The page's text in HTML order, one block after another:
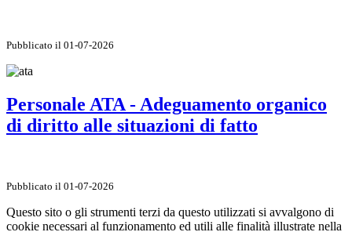
Pubblicato il 01-07-2026
Personale ATA - Adeguamento organico
di diritto alle situazioni di fatto
Pubblicato il 01-07-2026
Questo sito o gli strumenti terzi da questo utilizzati si avvalgono di
cookie necessari al funzionamento ed utili alle finalità illustrate nella